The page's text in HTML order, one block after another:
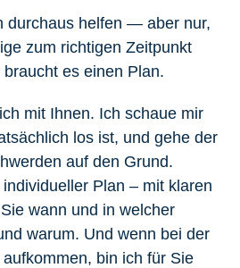
durchaus helfen — aber nur,
zum richtigen Zeitpunkt
es einen Plan.
mit Ihnen. Ich schaue mir
los ist, und gehe der
auf den Grund.
Plan – mit klaren
wann und in welcher
warum. Und wenn bei der
bin ich für Sie